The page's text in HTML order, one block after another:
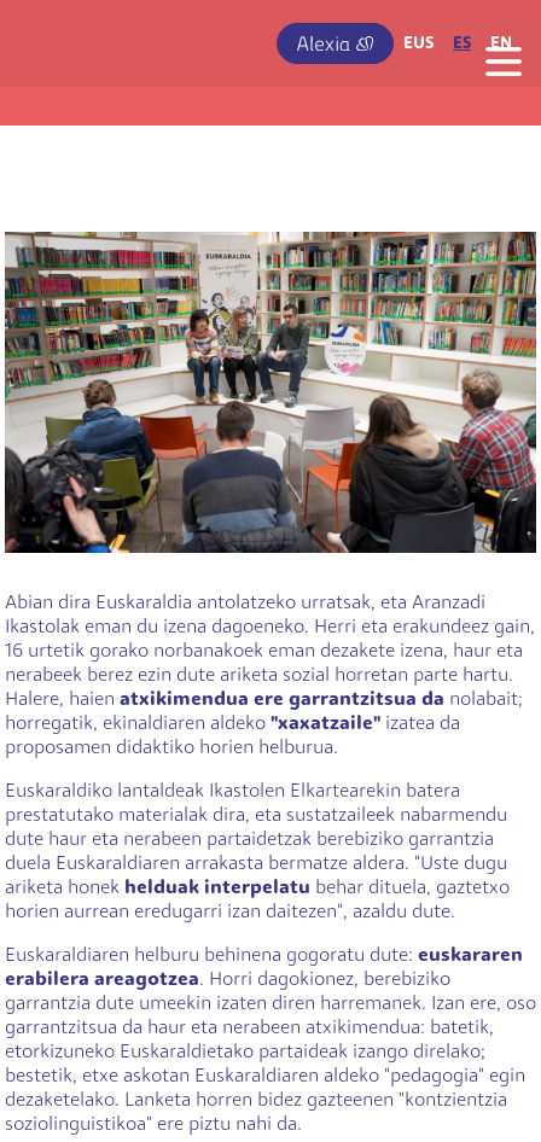
EUS ES EN
IRUDIA
Irudia
Abian dira Euskaraldia antolatzeko urratsak, eta Aranzadi
Ikastolak eman du izena dagoeneko. Herri eta erakundeez gain,
16 urtetik gorako norbanakoek eman dezakete izena, haur eta
nerabeek berez ezin dute ariketa sozial horretan parte hartu.
Halere, haien atxikimendua ere garrantzitsua da nolabait;
horregatik, ekinaldiaren aldeko "xaxatzaile" izatea da
proposamen didaktiko horien helburua.
Euskaraldiko lantaldeak Ikastolen Elkartearekin batera
prestatutako materialak dira, eta sustatzaileek nabarmendu
dute haur eta nerabeen partaidetzak berebiziko garrantzia
duela Euskaraldiaren arrakasta bermatze aldera. "Uste dugu
ariketa honek helduak interpelatu behar dituela, gaztetxo
horien aurrean eredugarri izan daitezen", azaldu dute.
Euskaraldiaren helburu behinena gogoratu dute: euskararen
erabilera areagotzea. Horri dagokionez, berebiziko
garrantzia dute umeekin izaten diren harremanek. Izan ere, oso
garrantzitsua da haur eta nerabeen atxikimendua: batetik,
etorkizuneko Euskaraldietako partaideak izango direlako;
bestetik, etxe askotan Euskaraldiaren aldeko "pedagogia" egin
dezaketelako. Lanketa horren bidez gazteenen "kontzientzia
soziolinguistikoa" ere piztu nahi da.